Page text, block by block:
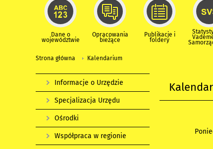
Dane o
województwie
Opracowania
bieżące
Publikacje i
foldery
Strona główna Kalendarium
Informacje o Urzędzie
Specjalizacja Urzędu
Ośrodki
Współpraca w regionie